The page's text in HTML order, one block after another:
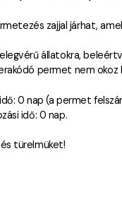
zajjal járhat,
állatokra,
permet nem okoz
0 nap (a permet
idő: 0 nap.
türelmüket!